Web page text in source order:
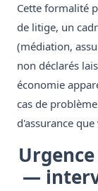
Cette formalité
de litige, un
(médiation,
non déclarés
économie
cas de
d'assurance
—